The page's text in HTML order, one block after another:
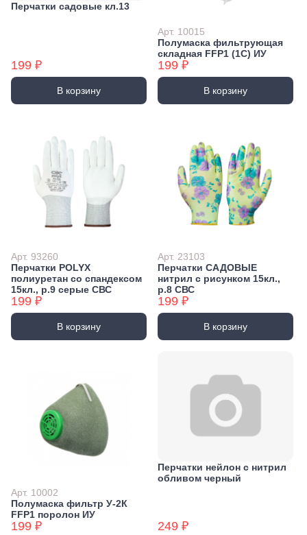
Перчатки садовые кл.13
199 ₽
В корзину
Арт. 10015
Полумаска фильтрующая
складная FFP1 (1С) ИУ
199 ₽
В корзину
Арт. 93260
Перчатки POLYX
полиуретан со спандексом
15кл., р.9 серые СВС
199 ₽
В корзину
Арт. 23103
Перчатки САДОВЫЕ
нитрил с рисунком 15кл.,
р.8 СВС
199 ₽
В корзину
Арт. 10002
Полумаска фильтр У-2К
FFP1 поролон ИУ
199 ₽
Перчатки нейлон с нитрил
обливом черный
249 ₽